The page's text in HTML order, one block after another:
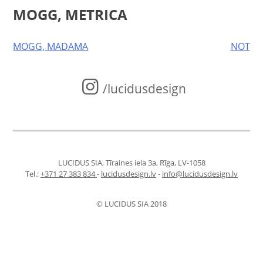
MOGG, METRICA
Post
MOGG, MADAMA NOT
/lucidusdesign
LUCIDUS SIA, Tīraines iela 3a, Rīga, LV-1058
Tel.:+371 27 383 834- lucidusdesign.lv- info@lucidusdesign.lv
© LUCIDUS SIA 2018